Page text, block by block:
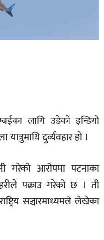
लागि उडेको इन्डिगो
दुर्व्यवहार हो ।
गरेको आरोपमा पटनाका
पक्राउ गरेको छ । ती
सञ्चारमाध्यमले लेखेका